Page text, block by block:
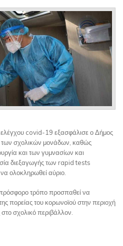
ελέγχου covid-19 εξασφάλισε ο Δήμος
των σχολικών μονάδων, καθώς
και των γυμνασίων και
διεξαγωγής των rapid tests
ολοκληρωθεί αύριο.
τρόπο προσπαθεί να
πορείας του κορωνοϊού στην περιοχή
σχολικό περιβάλλον.